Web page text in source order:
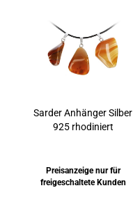
Sarder Anhänger Silber
925 rhodiniert
Preisanzeige nur für
freigeschaltete Kunden